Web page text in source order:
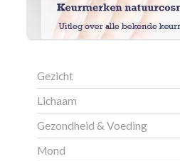
Gezicht
Lichaam
Gezondheid & Voeding
Mond